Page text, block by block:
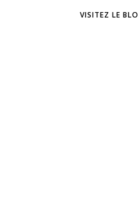
VISITEZ LE